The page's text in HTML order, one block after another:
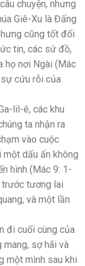
chuyện, nhưng
Giê-Xu là Đấng
cũng tốt đối
tin, các sứ đồ,
họ nơi Ngài (Mác
cứu rỗi của
lil-ê, các khu
ta nhận ra
vào cuộc
dấu ấn không
hình (Mác 9: 1-
trước tương lai
và một lần
đi cuối cùng của
mang, sợ hãi và
một mình sau khi